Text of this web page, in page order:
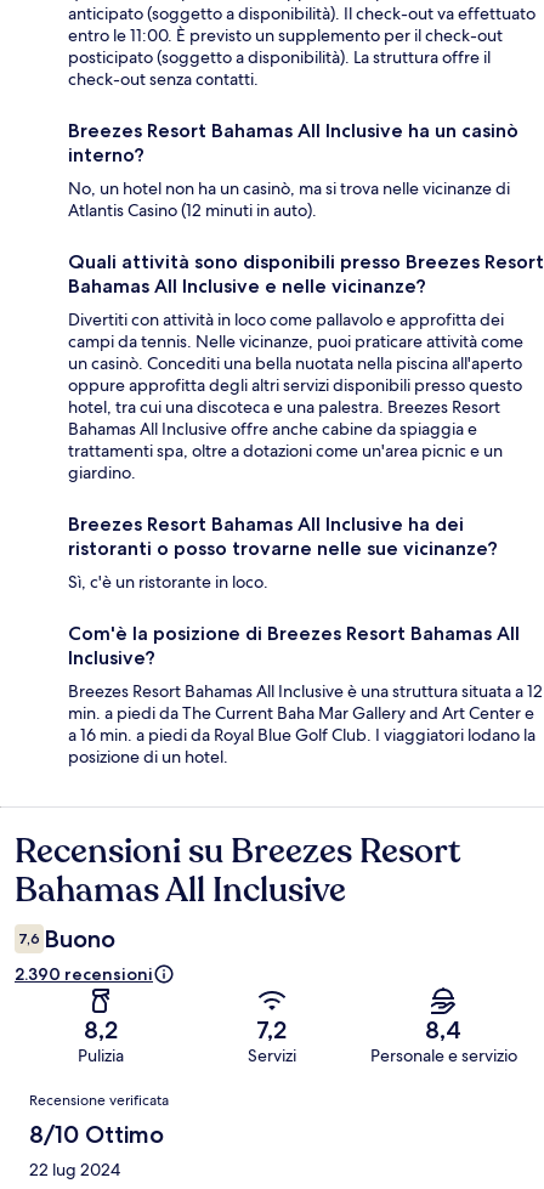
anticipato (soggetto a disponibilità). Il check-out va effettuato
entro le 11:00. È previsto un supplemento per il check-out
posticipato (soggetto a disponibilità). La struttura offre il
check-out senza contatti.
Breezes Resort Bahamas All Inclusive ha un casinò
interno?
No, un hotel non ha un casinò, ma si trova nelle vicinanze di
Atlantis Casino (12 minuti in auto).
Quali attività sono disponibili presso Breezes Resort
Bahamas All Inclusive e nelle vicinanze?
Divertiti con attività in loco come pallavolo e approfitta dei
campi da tennis. Nelle vicinanze, puoi praticare attività come
un casinò. Concediti una bella nuotata nella piscina all'aperto
oppure approfitta degli altri servizi disponibili presso questo
hotel, tra cui una discoteca e una palestra. Breezes Resort
Bahamas All Inclusive offre anche cabine da spiaggia e
trattamenti spa, oltre a dotazioni come un'area picnic e un
giardino.
Breezes Resort Bahamas All Inclusive ha dei
ristoranti o posso trovarne nelle sue vicinanze?
Sì, c'è un ristorante in loco.
Com'è la posizione di Breezes Resort Bahamas All
Inclusive?
Breezes Resort Bahamas All Inclusive è una struttura situata a 12
min. a piedi da The Current Baha Mar Gallery and Art Center e
a 16 min. a piedi da Royal Blue Golf Club. I viaggiatori lodano la
posizione di un hotel.
Recensioni
Recensioni su Breezes Resort
Bahamas All Inclusive
7,6 Buono
2.390 recensioni
8,2
Pulizia
7,2
Servizi
8,4
Personale e servizio
Recensioni
Recensione verificata
8/10 Ottimo
22 lug 2024